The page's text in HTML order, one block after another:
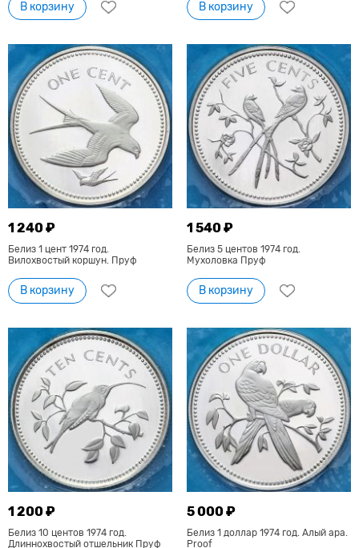
В корзину В корзину
1 240 ₽
Белиз 1 цент 1974 год.
Вилохвостый коршун. Пруф
В корзину
1 540 ₽
Белиз 5 центов 1974 год.
Мухоловка Пруф
В корзину
1 200 ₽
Белиз 10 центов 1974 год.
Длиннохвостый отшельник Пруф
5 000 ₽
Белиз 1 доллар 1974 год. Алый ара.
Proof